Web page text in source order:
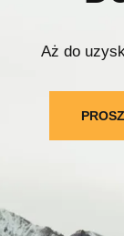
Aż do